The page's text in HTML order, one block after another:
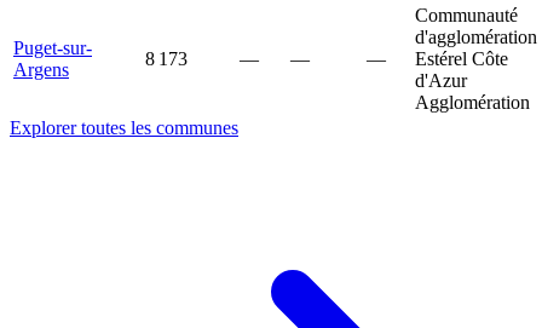
Puget-sur-
Argens
8 173 — — —
Communauté
d'agglomération
Estérel Côte
d'Azur
Agglomération
Explorer toutes les communes